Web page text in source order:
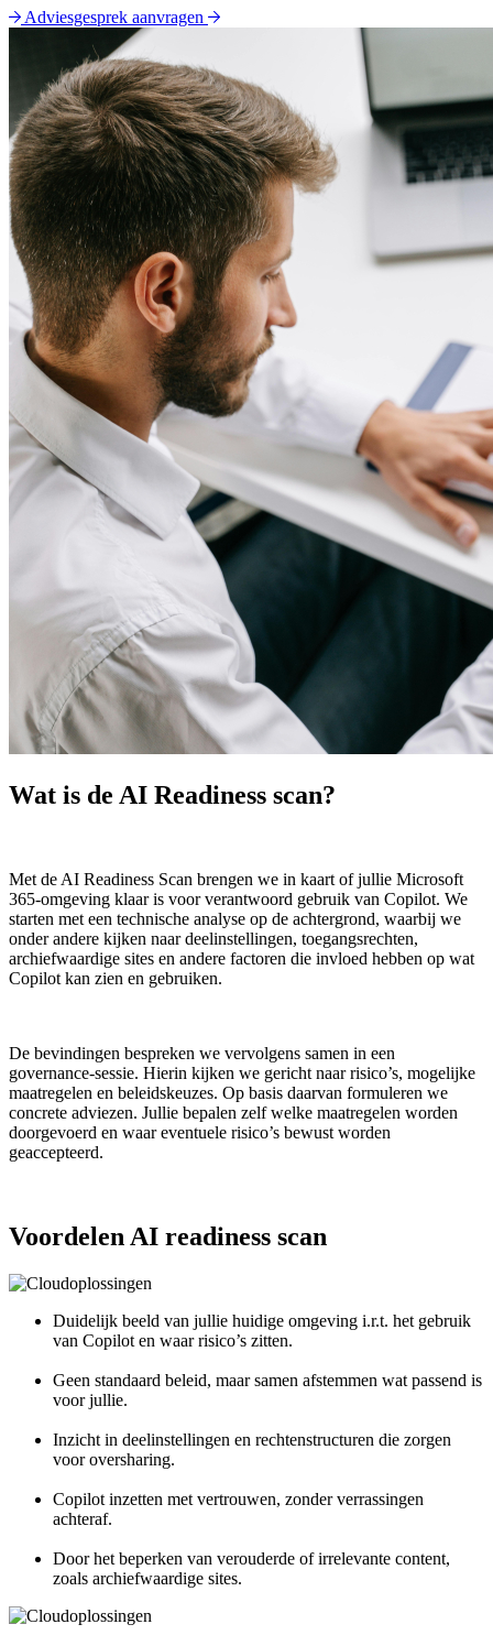
Adviesgesprek aanvragen
Wat is de AI Readiness scan?
Met de AI Readiness Scan brengen we in kaart of jullie Microsoft
365‑omgeving klaar is voor verantwoord gebruik van Copilot. We
starten met een technische analyse op de achtergrond, waarbij we
onder andere kijken naar deelinstellingen, toegangsrechten,
archiefwaardige sites en andere factoren die invloed hebben op wat
Copilot kan zien en gebruiken.
De bevindingen bespreken we vervolgens samen in een
governance‑sessie. Hierin kijken we gericht naar risico’s, mogelijke
maatregelen en beleidskeuzes. Op basis daarvan formuleren we
concrete adviezen. Jullie bepalen zelf welke maatregelen worden
doorgevoerd en waar eventuele risico’s bewust worden
geaccepteerd.
Voordelen AI readiness scan
Duidelijk beeld van jullie huidige omgeving i.r.t. het gebruik
van Copilot en waar risico’s zitten.
Geen standaard beleid, maar samen afstemmen wat passend is
voor jullie.
Inzicht in deelinstellingen en rechtenstructuren die zorgen
voor oversharing.
Copilot inzetten met vertrouwen, zonder verrassingen
achteraf.
Door het beperken van verouderde of irrelevante content,
zoals archiefwaardige sites.